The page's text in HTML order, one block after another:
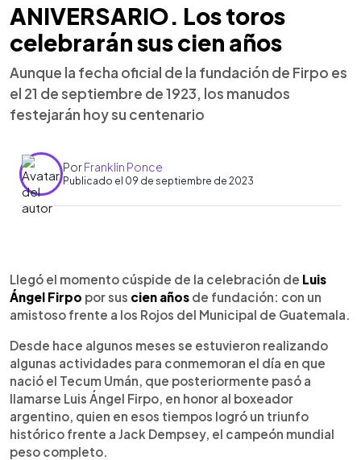
ANIVERSARIO. Los toros
celebrarán sus cien años
Aunque la fecha oficial de la fundación de Firpo es
el 21 de septiembre de 1923, los manudos
festejarán hoy su centenario
PorFranklin Ponce
Publicado el 09 de septiembre de 2023
► Escuchar artículo
Llegó el momento cúspide de la celebración de Luis
Ángel Firpo por sus cien años de fundación: con un
amistoso frente a los Rojos del Municipal de Guatemala.
Desde hace algunos meses se estuvieron realizando
algunas actividades para conmemoran el día en que
nació el Tecum Umán, que posteriormente pasó a
llamarse Luis Ángel Firpo, en honor al boxeador
argentino, quien en esos tiempos logró un triunfo
histórico frente a Jack Dempsey, el campeón mundial
peso completo.